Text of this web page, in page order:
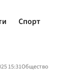
Спорт
15:31Общество